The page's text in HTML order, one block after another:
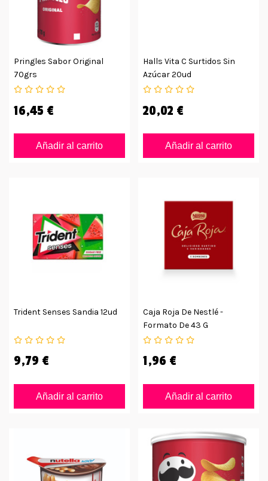
Pringles Sabor Original
70grs
16,45 €
Añadir al carrito
Halls Vita C Surtidos Sin
Azúcar 20ud
20,02 €
Añadir al carrito
Trident Senses Sandia 12ud
9,79 €
Añadir al carrito
Caja Roja De Nestlé -
Formato De 43 G
1,96 €
Añadir al carrito